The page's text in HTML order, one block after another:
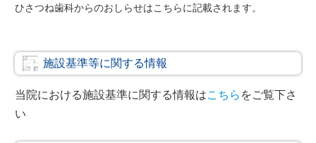
ひさつね歯科からのおしらせはこちらに記載されます。
施設基準等に関する情報
当院における施設基準に関する情報はこちら をご覧下さ
い